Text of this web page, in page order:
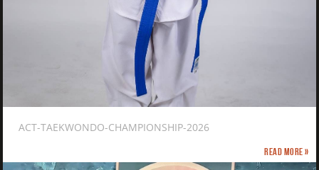
ACT-TAEKWONDO-CHAMPIONSHIP-2026
Read more »